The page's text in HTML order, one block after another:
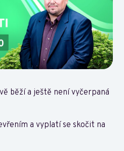
běží a ještě není vyčerpaná
a vyplatí se skočit na